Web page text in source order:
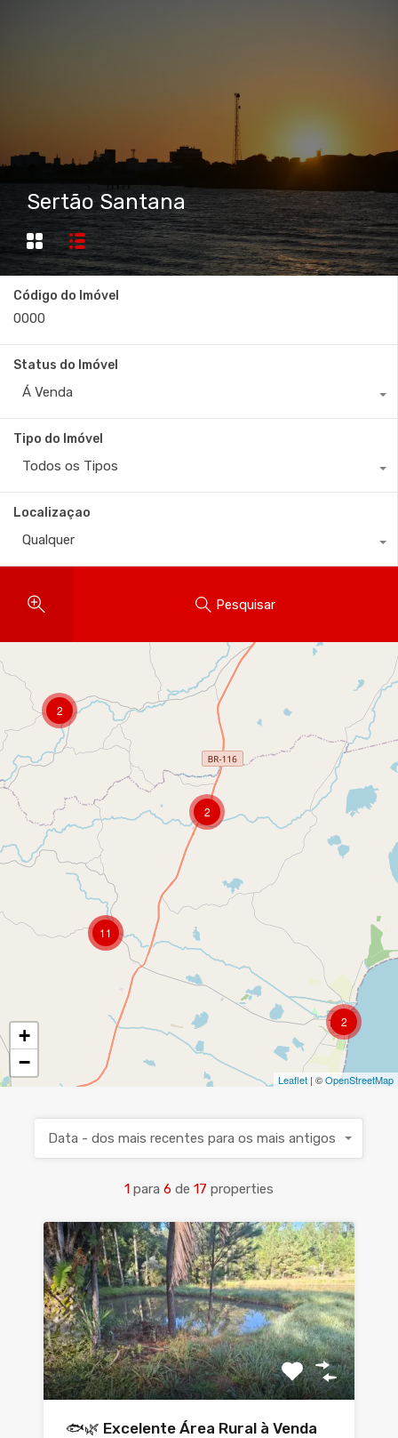
Sertão Santana
Código do Imóvel
Status do Imóvel
Á Venda
Tipo do Imóvel
Todos os Tipos
Localizaçao
Qualquer
Pesquisar
2
2
2
11
+
−
Leaflet | ©OpenStreetMap
1 para 6 de 17 properties
Data - dos mais recentes para os mais antigos
🐟🌿 Excelente Área Rural à Venda